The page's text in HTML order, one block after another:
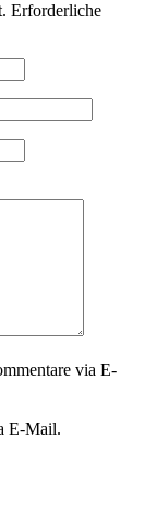
Erforderliche
via E-
E-Mail.